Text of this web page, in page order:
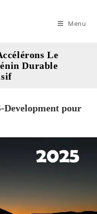
Menu
Le
Durable
Development pour